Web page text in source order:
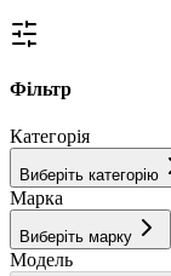
Фільтр
Категорія
Виберіть категорію
Марка
Виберіть марку
Модель